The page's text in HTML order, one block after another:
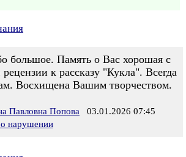
большое. Память о Вас хорошая с
к рассказу "Кукла". Всегда
Восхищена Вашим творчеством.
Павловна Попова 03.01.2026 07:45
о нарушении